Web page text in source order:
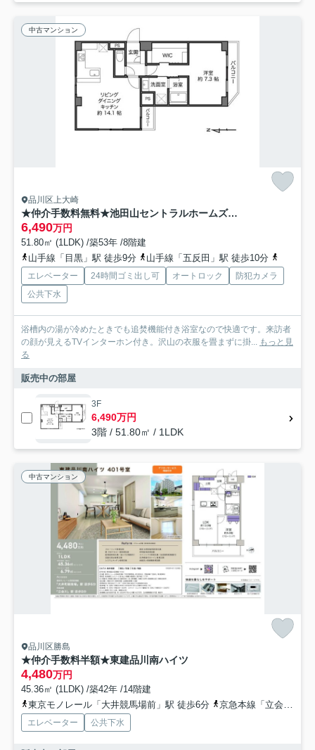
中古マンション
品川区上大崎
★仲介手数料無料★池田山セントラルホームズ（池田山アドレス 西・南の二方向住戸）
6,490万円
51.80㎡ (1LDK) /築53年 /8階建
山手線「目黒」駅 徒歩9分
山手線「五反田」駅 徒歩10分
エレベーター 24時間ゴミ出し可 オートロック
防犯カメラ
公共下水
浴槽内の湯が冷めたときでも追焚機能付き浴室なので快適です。来訪者
の顔が見えるTVインターホン付き。沢山の衣服を畳まずに掛...
もっと見
る
販売中の部屋
3F
6,490万円
3階 / 51.80㎡ / 1LDK
中古マンション
品川区勝島
★仲介手数料半額★東建品川南ハイツ
4,480万円
45.36㎡ (1LDK) /築42年 /14階建
東京モノレール「大井競馬場前」駅 徒歩6分
京急本線「立会川」駅 徒歩10分
エレベーター 公共下水